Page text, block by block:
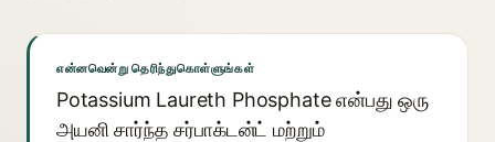
என்னவென்று தெரிந்துகொள்ளுங்கள்
Potassium Laureth Phosphate என்பது ஒரு
அயனி சார்ந்த சர்பாக்டன்ட் மற்றும்